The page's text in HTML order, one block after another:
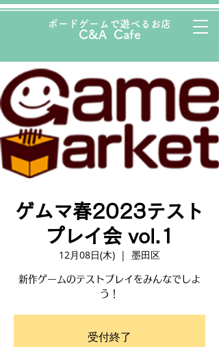
ボード ゲームで遊べるお店
C&A Cafe
ゲムマ春2023テスト
プレイ会 vol.1
12月08日(木)
  |
墨田区
新作ゲームのテストプレイをみんなでしよ
う！
受付終了